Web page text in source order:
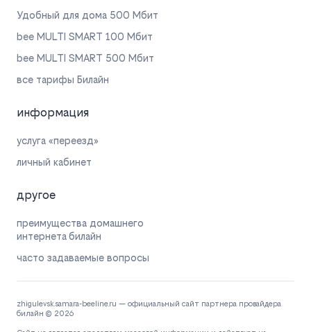
Удобный для дома 500 Мбит
bee MULTI SMART 100 Мбит
bee MULTI SMART 500 Мбит
все тарифы Билайн
информация
услуга «переезд»
личный кабинет
другое
преимущества домашнего
интернета билайн
часто задаваемые вопросы
zhigulevsk.samara-beeline.ru — официальный сайт партнера провайдера
билайн © 2026